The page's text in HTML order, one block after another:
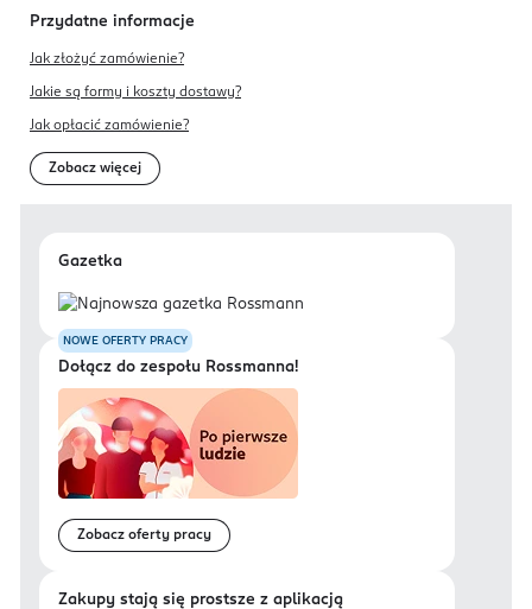
Przydatne informacje
Jak złożyć zamówienie?
Jakie są formy i koszty dostawy?
Jak opłacić zamówienie?
Zobacz więcej
Gazetka
NOWE OFERTY PRACY
Dołącz do zespołu Rossmanna!
Zobacz oferty pracy
Zakupy stają się prostsze z aplikacją